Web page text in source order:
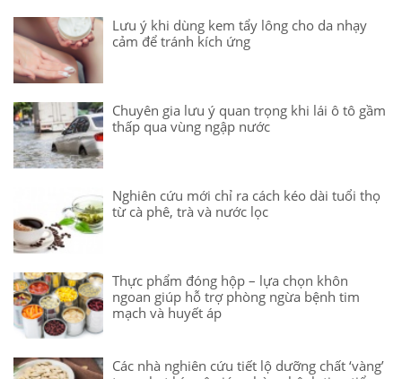
Lưu ý khi dùng kem tẩy lông cho da nhạy
cảm để tránh kích ứng
Chuyên gia lưu ý quan trọng khi lái ô tô gầm
thấp qua vùng ngập nước
Nghiên cứu mới chỉ ra cách kéo dài tuổi thọ
từ cà phê, trà và nước lọc
Thực phẩm đóng hộp – lựa chọn khôn
ngoan giúp hỗ trợ phòng ngừa bệnh tim
mạch và huyết áp
Các nhà nghiên cứu tiết lộ dưỡng chất ‘vàng’